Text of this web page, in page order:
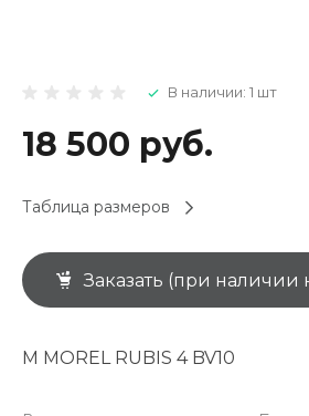
В наличии: 1 шт
18 500 руб.
Таблица размеров
Заказать (при наличии
M MOREL RUBIS 4 BV10